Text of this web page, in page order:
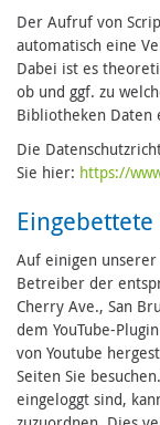
Der Aufruf von
automatisch eine
Dabei ist es
ob und ggf. zu
Bibliotheken Daten
Die
Sie hier: https://
Auf einigen
Betreiber der
Cherry Ave., San
dem YouTube-
von Youtube
Seiten Sie
eingeloggt sind,